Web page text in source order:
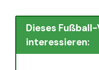
Dieses
interessieren: